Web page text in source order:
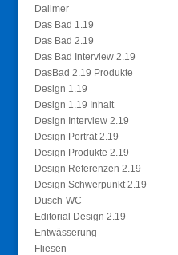
Dallmer
Das Bad 1.19
Das Bad 2.19
Das Bad Interview 2.19
DasBad 2.19 Produkte
Design 1.19
Design 1.19 Inhalt
Design Interview 2.19
Design Porträt 2.19
Design Produkte 2.19
Design Referenzen 2.19
Design Schwerpunkt 2.19
Dusch-WC
Editorial Design 2.19
Entwässerung
Fliesen